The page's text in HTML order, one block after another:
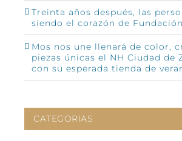
Treinta años después, las
siendo el corazón de
Mos nos une llenará de color,
piezas únicas el NH Ciudad de
con su esperada tienda de
CATEGORIAS